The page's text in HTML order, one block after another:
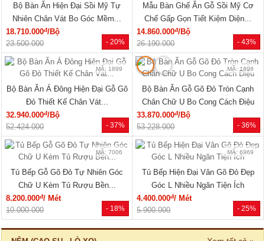
- 20%
Bộ Bàn Ăn Hiện Đại Sồi Mỹ Tự
Nhiên Chân Vát Bo Góc Mềm...
18.710.000đ/Bộ
23.500.000
- 43%
Mẫu Bàn Ghế Ăn Gỗ Sồi Mỹ Cơ
Chế Gấp Gọn Tiết Kiệm Diện...
14.860.000đ/Bộ
26.190.000
- 37%
MÃ: 1899
Bộ Bàn Ăn Á Đông Hiện Đại Gỗ Gõ
Đỏ Thiết Kế Chân Vát...
32.940.000đ/Bộ
52.424.000
- 36%
MÃ: 1898
Bộ Bàn Ăn Gỗ Gõ Đỏ Tròn Cạnh
Chân Chữ U Bo Cong Cách Điệu
33.870.000đ/Bộ
53.228.000
- 18%
MÃ: 7006
Tủ Bếp Gỗ Gõ Đỏ Tự Nhiên Góc
Chữ U Kèm Tủ Rượu Bền...
8.200.000đ/ Mét
10.000.000
- 25%
MÃ: 6969
Tủ Bếp Hiện Đại Vân Gõ Đỏ Đẹp
Góc L Nhiều Ngăn Tiện Ích
4.400.000đ/ Mét
5.900.000